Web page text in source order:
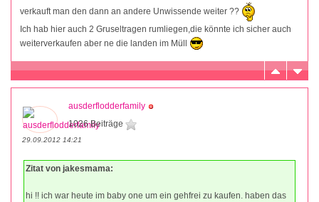
verkauft man den dann an andere Unwissende weiter ??
Ich hab hier auch 2 Gruseltragen rumliegen,die könnte ich sicher auch
weiterverkaufen aber ne die landen im Müll
ausderflodderfamily
1026 Beiträge
29.09.2012 14:21
Zitat von jakesmama:
hi !! ich war heute im baby one um ein gehfrei zu kaufen. haben das